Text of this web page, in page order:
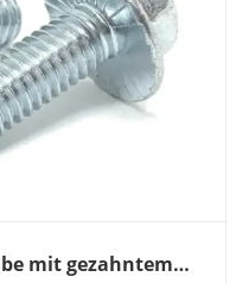
mit gezahntem